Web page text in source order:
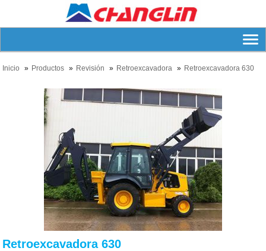
Inicio Productos Revisión Retroexcavadora Retroexcavadora 630
Retroexcavadora 630